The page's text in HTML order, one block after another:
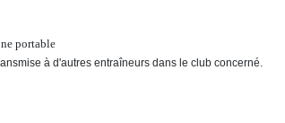
portable
à d'autres entraîneurs dans le club concerné.